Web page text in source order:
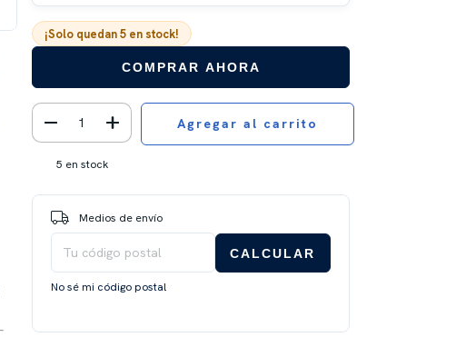
¡Solo quedan5en stock!
COMPRAR AHORA
5 en stock
Entregas para el CP:
Medios de envío
CALCULAR
No sé mi código postal